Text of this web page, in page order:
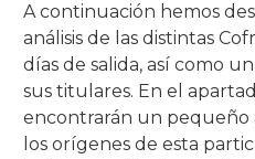
A continuación hemos
análisis de las distintas
días de salida, así como
sus titulares. En el
encontrarán un pequeño
los orígenes de esta